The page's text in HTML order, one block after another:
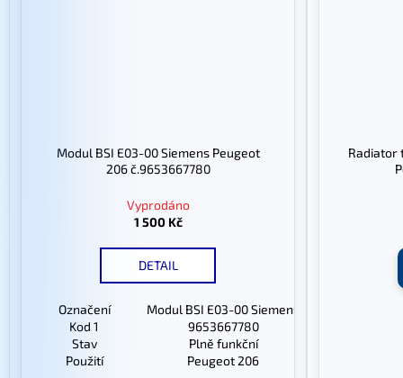
Modul BSI E03-00 Siemens Peugeot
206 č.9653667780
Vyprodáno
1 500 Kč
DETAIL
Označení
Modul BSI E03-00 Siemens
Kod 1
9653667780
Stav
Plně funkční
Použití
Peugeot 206
Radiator